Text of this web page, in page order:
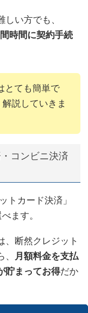
い方でも、
時間に契約手続
とても簡単で
説していきま
コンビニ決済
トカード決済」
ます。
、断然クレジット
月額料金を支払
貯まってお得だか